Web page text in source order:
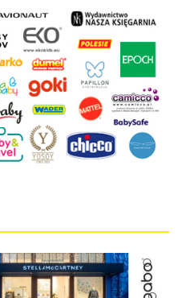
naprzeciw Twoim
plików cookies oraz innych
prawidłowego
na zasadach
cookies, kliknij w poniższy